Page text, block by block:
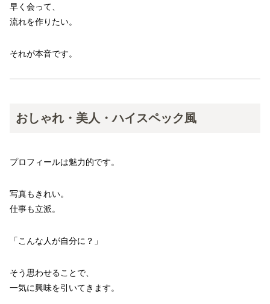
早く会って、
流れを作りたい。
それが本音です。
おしゃれ・美人・ハイスペック風
プロフィールは魅力的です。
写真もきれい。
仕事も立派。
「こんな人が自分に？」
そう思わせることで、
一気に興味を引いてきます。